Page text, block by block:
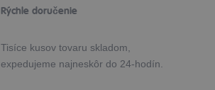
Rýchle doručenie
Tisíce kusov tovaru skladom,
expedujeme najneskôr do 24-hodín.